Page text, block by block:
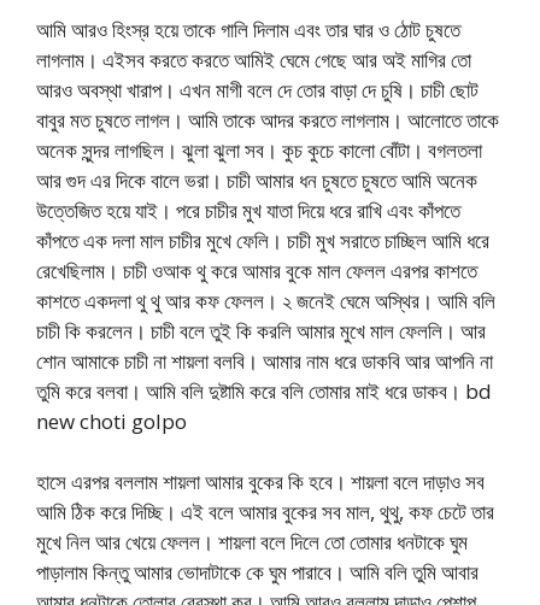
আমি আরও হিংস্র হয়ে তাকে গালি দিলাম এবং তার ঘার ও ঠোট চুষতে
লাগলাম। এইসব করতে করতে আমিই ঘেমে গেছে আর অই মাগির তো
আরও অবস্থা খারাপ। এখন মাগী বলে দে তোর বাড়া দে চুষি। চাচী ছোট
বাবুর মত চুষতে লাগল। আমি তাকে আদর করতে লাগলাম। আলোতে তাকে
অনেক সুন্দর লাগছিল। ঝুলা ঝুলা সব। কুচ কুচে কালো বোঁটা। বগলতলা
আর গুদ এর দিকে বালে ভরা। চাচী আমার ধন চুষতে চুষতে আমি অনেক
উত্তেজিত হয়ে যাই। পরে চাচীর মুখ যাতা দিয়ে ধরে রাখি এবং কাঁপতে
কাঁপতে এক দলা মাল চাচীর মুখে ফেলি। চাচী মুখ সরাতে চাচ্ছিল আমি ধরে
রেখেছিলাম। চাচী ওআক থু করে আমার বুকে মাল ফেলল এরপর কাশতে
কাশতে একদলা থু থু আর কফ ফেলল। ২ জনেই ঘেমে অস্থির। আমি বলি
চাচী কি করলেন। চাচী বলে তুই কি করলি আমার মুখে মাল ফেললি। আর
শোন আমাকে চাচী না শায়লা বলবি। আমার নাম ধরে ডাকবি আর আপনি না
তুমি করে বলবা। আমি বলি দুষ্টামি করে বলি তোমার মাই ধরে ডাকব। bd
new choti golpo
হাসে এরপর বললাম শায়লা আমার বুকের কি হবে। শায়লা বলে দাড়াও সব
আমি ঠিক করে দিচ্ছি। এই বলে আমার বুকের সব মাল, থুথু, কফ চেটে তার
মুখে নিল আর খেয়ে ফেলল। শায়লা বলে দিলে তো তোমার ধনটাকে ঘুম
পাড়ালাম কিন্তু আমার ভোদাটাকে কে ঘুম পারাবে। আমি বলি তুমি আবার